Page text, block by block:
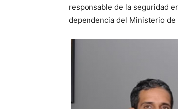
responsable de la seguridad
dependencia del Ministerio